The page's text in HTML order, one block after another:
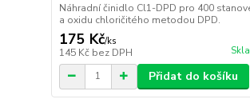
Náhradní činidlo Cl1-DPD pro 400
a oxidu chloričitého metodou DPD.
175 Kč/ks
145 Kč bez DPH
Přidat do košíku